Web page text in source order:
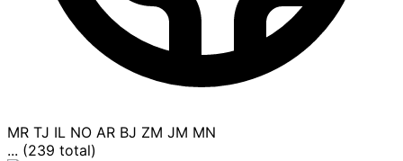
MR TJ IL NO AR BJ ZM JM MN
... (239 total)